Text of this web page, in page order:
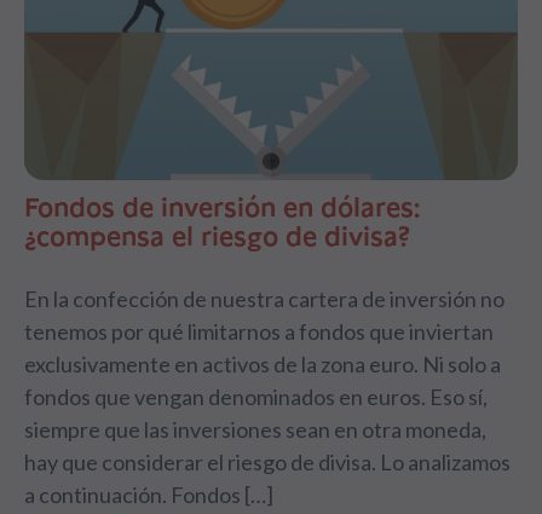
Fondos de inversión en dólares:
¿compensa el riesgo de divisa?
En la confección de nuestra cartera de inversión no
tenemos por qué limitarnos a fondos que inviertan
exclusivamente en activos de la zona euro. Ni solo a
fondos que vengan denominados en euros. Eso sí,
siempre que las inversiones sean en otra moneda,
hay que considerar el riesgo de divisa. Lo analizamos
a continuación. Fondos […]